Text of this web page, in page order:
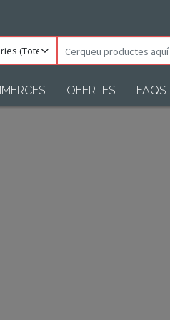
productes
OFERTES FAQS